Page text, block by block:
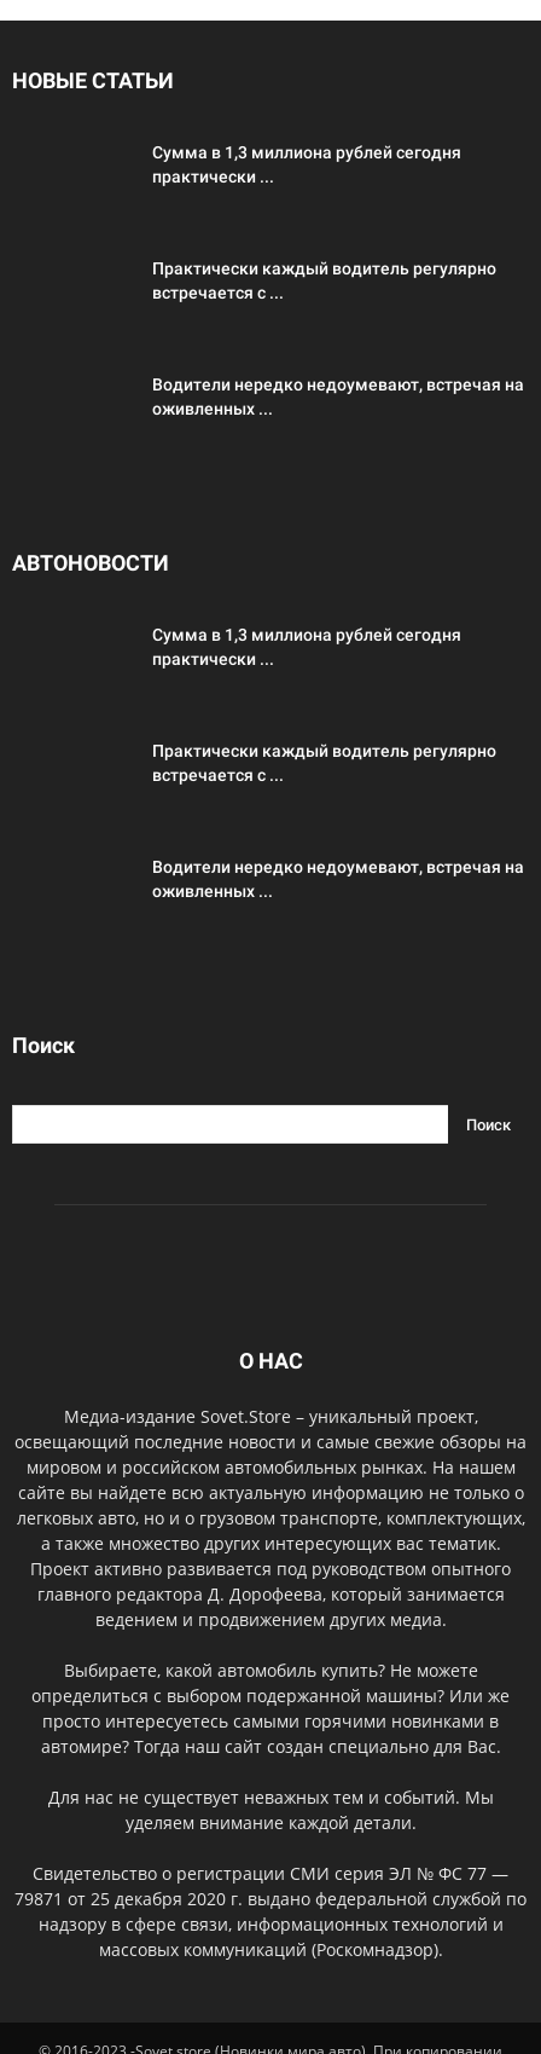
НОВЫЕ СТАТЬИ
Сумма в 1,3 миллиона рублей сегодня
практически ...
Практически каждый водитель регулярно
встречается с ...
Водители нередко недоумевают, встречая на
оживленных ...
АВТОНОВОСТИ
Сумма в 1,3 миллиона рублей сегодня
практически ...
Практически каждый водитель регулярно
встречается с ...
Водители нередко недоумевают, встречая на
оживленных ...
Поиск
О НАС
Медиа-издание Sovet.Store – уникальный проект,
освещающий последние новости и самые свежие обзоры на
мировом и российском автомобильных рынках. На нашем
сайте вы найдете всю актуальную информацию не только о
легковых авто, но и о грузовом транспорте, комплектующих,
а также множество других интересующих вас тематик.
Проект активно развивается под руководством опытного
главного редактора Д. Дорофеева, который занимается
ведением и продвижением других медиа.
Выбираете, какой автомобиль купить? Не можете
определиться с выбором подержанной машины? Или же
просто интересуетесь самыми горячими новинками в
автомире? Тогда наш сайт создан специально для Вас.
Для нас не существует неважных тем и событий. Мы
уделяем внимание каждой детали.
Свидетельство о регистрации СМИ серия ЭЛ № ФС 77 —
79871 от 25 декабря 2020 г. выдано федеральной службой по
надзору в сфере связи, информационных технологий и
массовых коммуникаций (Роскомнадзор).